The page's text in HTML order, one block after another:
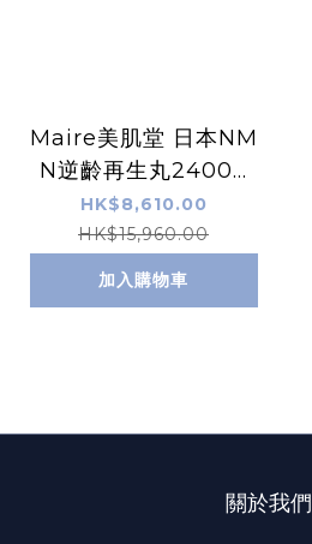
Maire美肌堂 日本NM
N逆齡再生丸24000
90粒裝 (買7盒送40
粒)
HK$8,610.00
HK$15,960.00
加入購物車
關於我們